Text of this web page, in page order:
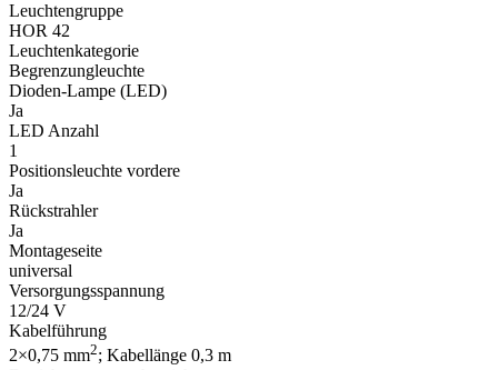
Leuchtengruppe
HOR 42
Leuchtenkategorie
Begrenzungleuchte
Dioden-Lampe (LED)
Ja
LED Anzahl
1
Positionsleuchte vordere
Ja
Rückstrahler
Ja
Montageseite
universal
Versorgungsspannung
12/24 V
Kabelführung
2×0,75 mm2; Kabellänge 0,3 m